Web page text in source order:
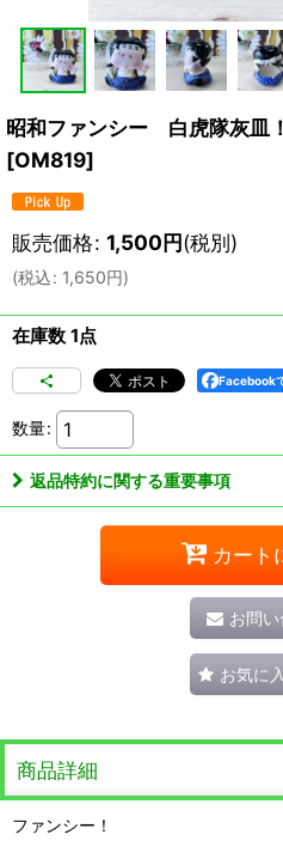
昭和ファンシー 白虎隊灰皿
[OM819]
販売価格: 1,500円(税別)
(税込: 1,650円)
在庫数 1点
Facebook
数量:
返品特約に関する重要事項
カート
お問
お気に
商品詳細
ファンシー！